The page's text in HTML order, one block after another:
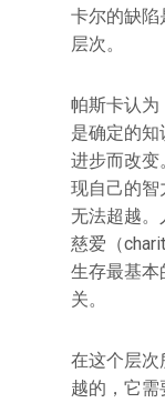
卡尔的缺陷
层次。
帕斯卡认为
是确定的
进步而改变
现自己的智
无法超越。
慈爱（
生存最基
关。
在这个层次
越的，它